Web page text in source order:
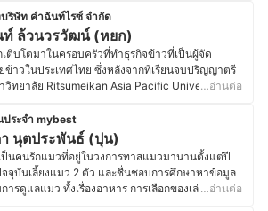
นาวัตถุดิบ Muka Leather ออกมาจนเป็นที่นิยมใน
อมูกิมีหนังหลากหลายประเภททั้งหนังแท้ หนัง
ห์ และหนังประเภทอื่น ๆ อีกมากมาย รวมไปถึงมี
วมสมัย การตัดเย็บที่ปราณีต การบริการที่ดี การรับ
ลังการขาย จึงทำให้แบรนด์รถยนต์ชั้นนำต่าง ๆ ได้ให้
วางใจและใช้บริการมาเป็นเวลาเกือบ 20 ปี รวมทั้ง
าเซียน ปัจจุบันไอมูกิมีสาขาในประเทศถึง 4 สาขา
ทพฯ, สมุทรปราการ สระบุรี, อุดรธานี และสาขาใน
เทศ คือ ที่ย่างกุ้ง ประเทศเมียนมา มีช่องทางการ
งเพจ iMuki Auto Boutique และ LINE OFFICIAL
ติของ พศกร แท่นรัตน์สุวรรณ (หมุก)
งวุฒิบัตรเวชศาสตร์ชะลอวัย American Board of
(A4M) นอกจากนี้ ยังได้การรับรองเป็นแพทย์ผู้
ญด้านการใช้เครื่องเลเซอร์ เครื่องยกกระชับด้วยคลื่น
าวด์ คลื่นวิทยุ การฉีดโบทูลินุ่มท็อกซินลดริ้วรอย และ
มเต็มต่าง ๆ ที่ผ่านการรับรองของ FDA อีกด้วย ปัจจุบัน
พีชทำงานในโรงพยาบาลรัฐบาลและเอกชน โดยคอย
รึกษาทั้งโรคผิวหนัง การดูแลผิวพรรณ ออกแบบรูป
วรอยและศาสตร์ชะลอวัย โดยส่วนตัวมีความสนใจ
โนโลยีเกี่ยวกับความงามและผลิตภัณฑ์เสริมความ
ๆ จึงยังคอยติดตามเสริมความรู้และวิทยาการในด้าน
ด
ติของ พญ.พิชญ์รำไพ ประสิทธิ์หิรัญ (พีช)
บริษัท คำฉันท์ไรซ์ จำกัด
ล้วนวรวัฒน์ (หยก)
ติบโตมาในครอบครัวที่ทำธุรกิจข้าวที่เป็นผู้จัด
ข้าวในประเทศไทย ซึ่งหลังจากที่เรียนจบปริญญาตรี
วิทยาลัย Ritsumeikan Asia Pacific University
าทรุ่นที่ 3 และได้จัดตั้งบริษัท คำฉันท์ไรซ์ จำกัด เพื่อ
ารจำหน่ายข้าวไทยด้วยการส่งออกไปต่างประเทศ
คุณหยกเป็นเจ้าของกิจการ บริษัท คำฉันท์ไรซ์ จำกัด
บรนด์ คำฉันท์ ที่เน้นจำหน่ายผลิตภัณฑ์ข้าวกล้องอ
100% ทั้งข้าวกล้องงอก ข้าวไรซ์เบอร์รี่ ข้าวหอมมะลิ
และยังมีผลิตภัณฑ์สุขภาพอื่น ๆ อีกมายมาย เช่น
…อ่านต่อ
ประจำ mybest
นุตประพันธ์ (ปุน)
นคนรักแมวที่อยู่ในวงการทาสแมวมานานตั้งแต่ปี
จุบันเลี้ยงแมว 2 ตัว และชื่นชอบการศึกษาหาข้อมูล
การดูแลแมว ทั้งเรื่องอาหาร การเลือกของเล่น…อ่านต่อ